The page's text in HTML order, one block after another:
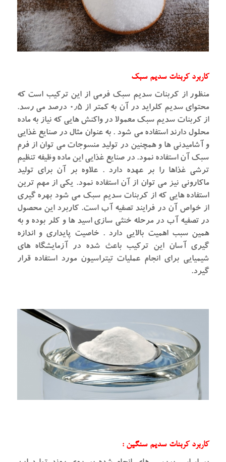
کاربرد کربنات سدیم سبک
منظور از کربنات سدیم سبک فرمی از این ترکیب است که
محتوای سدیم کلراید در آن به کمتر از ۰٫۵ درصد می رسد.
از کربنات سدیم سبک معمولا در واکنش هایی که نیاز به ماده
محلول دارند استفاده می شود . به عنوان مثال در صنایع غذایی
و آشامیدنی ها و همچنین در تولید منسوجات می توان از فرم
سبک آن استفاده نمود. در صنایع غذایی این ماده وظیفه تنظیم
ترشی غذاها را بر عهده دارد . علاوه بر آن برای تولید
ماکارونی نیز می توان از آن استفاده نمود. یکی از مهم ترین
استفاده هایی که از کربنات سدیم سبک می شود بهره گیری
از خواص آن در فرایند تصفیه آب است. کاربرد این محصول
در تصفیه آب در مرحله خنثی سازی اسید ها و کلر بوده و به
همین سبب اهمیت بالایی دارد . خاصیت پایداری و اندازه
گیری آسان این ترکیب باعث شده در آزمایشگاه های
شیمیایی برای انجام عملیات تیتراسیون مورد استفاده قرار
گیرد.
کاربرد کربنات سدیم سنگین :